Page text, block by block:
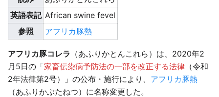
英語表記 African swine fevel
参照
アフリカ豚熱
アフリカ豚コレラ （あふりかとんこれら）は、2020年2
月5日の「家畜伝染病予防法の一部を改正する法律 （令和
2年法律第2号）」の公布・施行により、 アフリカ豚熱
（あふりかぶたねつ）に名称変更した。